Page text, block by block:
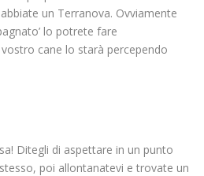
un Terranova. Ovviamente
lo potrete fare
cane lo starà percependo
Ditegli di aspettare in un punto
poi allontanatevi e trovate un